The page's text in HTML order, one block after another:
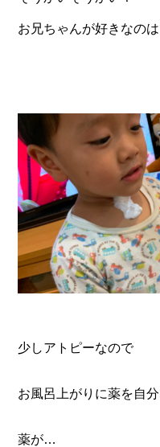
お兄ちゃんが好きなのは
少しアトピーなので
お風呂上がりに薬を自
薬が…